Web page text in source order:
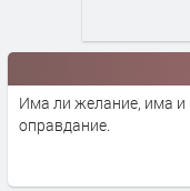
Има ли желание, има
oправдание.